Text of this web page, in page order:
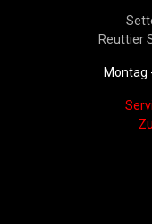
Reuttier
Montag